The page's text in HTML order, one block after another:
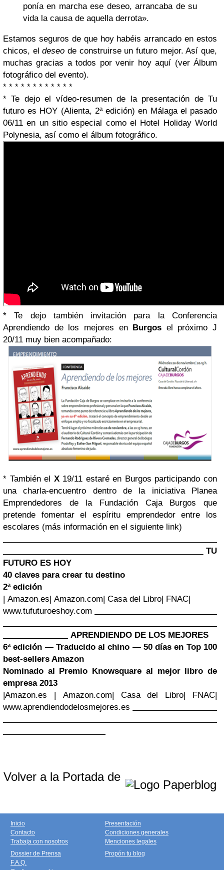
ponía en marcha ese deseo, arrancaba de su
vida la causa de aquella derrota».
Estamos seguros de que hoy habéis arrancado en estos
chicos, eldeseo de construirse un futuro mejor. Así que,
muchas gracias a todos por venir hoy aquí (ver Álbum
fotográfico del evento).
* * * * * * * * * * * *
* Te dejo el vídeo-resumen de la presentación de Tu
futuro es HOY (Alienta, 2ª edición) en Málaga el pasado
06/11 en un sitio especial como el Hotel Holiday World
Polynesia, así como el álbum fotográfico.
* Te dejo también invitación para la Conferencia
Aprendiendo de los mejores en
Burgos el próximo J
20/11 muy bien acompañado:
* También el X19/11 estaré en Burgos participando con
una charla-encuentro dentro de la iniciativa Planea
Emprendedores de la Fundación Caja Burgos que
pretende fomentar el espíritu emprendedor entre los
escolares (más información en el siguiente link)
TU
FUTURO ES HOY
40 claves para crear tu destino
2ª edición
Amazon.es | Amazon.com| Casa del Libro| FNAC|
www.tufuturoeshoy.com
APRENDIENDO DE LOS MEJORES
6ª edición — Traducido al chino — 50 días en Top 100
best-sellers Amazon
Nominado al Premio Knowsquare al mejor libro de
empresa 2013
Amazon.es
Amazon.com| Casa del Libro| FNAC|
www.aprendiendodelosmejores.es
Volver a la Portada de
Inicio
Contacto
Trabaja con nosotros
Presentación
Condiciones generales
Menciones legales
Dossier de Prensa
F.A.Q.
Propón tu blog